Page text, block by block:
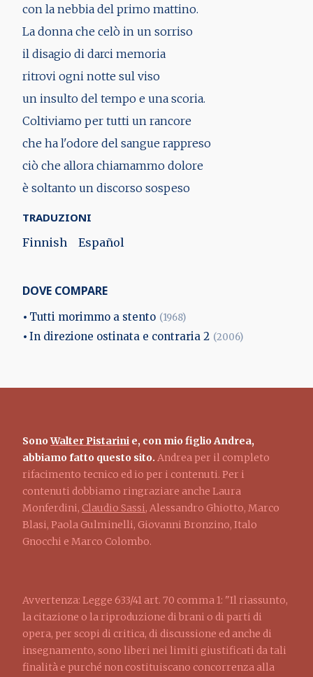
con la nebbia del primo mattino.
La donna che celò in un sorriso
il disagio di darci memoria
ritrovi ogni notte sul viso
un insulto del tempo e una scoria.
Coltiviamo per tutti un rancore
che ha l'odore del sangue rappreso
ciò che allora chiamammo dolore
è soltanto un discorso sospeso
TRADUZIONI
Finnish
Español
DOVE COMPARE
Tutti morimmo a stento (1968)
In direzione ostinata e contraria 2 (2006)
SonoWalter Pistarini e, con mio figlio Andrea,
abbiamo fatto questo sito. Andrea per il completo
rifacimento tecnico ed io per i contenuti. Per i
contenuti dobbiamo ringraziare anche Laura
Monferdini, Claudio Sassi, Alessandro Ghiotto, Marco
Blasi, Paola Gulminelli, Giovanni Bronzino, Italo
Gnocchi e Marco Colombo.
Avvertenza: Legge 633/41 art. 70 comma 1: "Il riassunto,
la citazione o la riproduzione di brani o di parti di
opera, per scopi di critica, di discussione ed anche di
insegnamento, sono liberi nei limiti giustificati da tali
finalità e purché non costituiscano concorrenza alla